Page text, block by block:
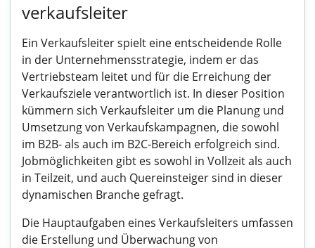
verkaufsleiter
Ein Verkaufsleiter spielt eine entscheidende Rolle
in der Unternehmensstrategie, indem er das
Vertriebsteam leitet und für die Erreichung der
Verkaufsziele verantwortlich ist. In dieser Position
kümmern sich Verkaufsleiter um die Planung und
Umsetzung von Verkaufskampagnen, die sowohl
im B2B- als auch im B2C-Bereich erfolgreich sind.
Jobmöglichkeiten gibt es sowohl in Vollzeit als auch
in Teilzeit, und auch Quereinsteiger sind in dieser
dynamischen Branche gefragt.
Die Hauptaufgaben eines Verkaufsleiters umfassen
die Erstellung und Überwachung von